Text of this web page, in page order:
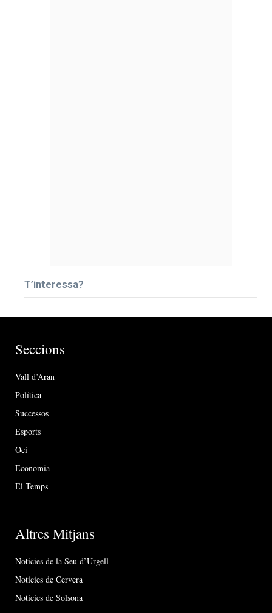
T’interessa?
Seccions
Vall d’Aran
Política
Successos
Esports
Oci
Economia
El Temps
Altres Mitjans
Notícies de la Seu d’Urgell
Notícies de Cervera
Notícies de Solsona